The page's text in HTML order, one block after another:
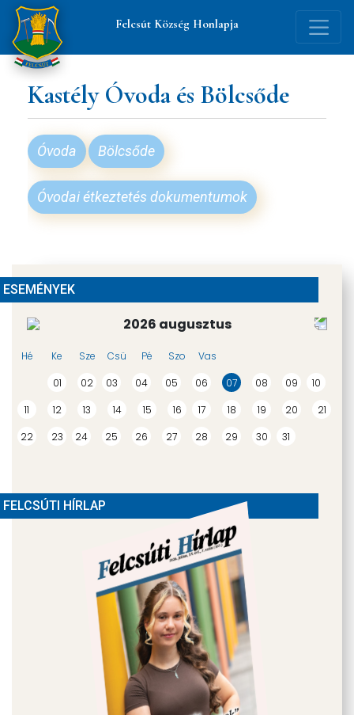
Betűméret
növelése
Szürke
árnyalat
Linkek
aláhúzása
Olvasható
betűtípus
Felcsút Község Honlapja
ESEMÉNYEK
2026 augusztus
Hé Ke Sze Csü Pé Szo
Vas
01
02 03 04 05 06 07 08 09
10
11
12 13 14 15 16 17 18 19 20
21
22
23 24 25 26 27 28 29 30 31
FELCSÚTI HÍRLAP
Kastély Óvoda és Bölcsőde
Óvoda Bölcsőde
Óvodai étkeztetés dokumentumok